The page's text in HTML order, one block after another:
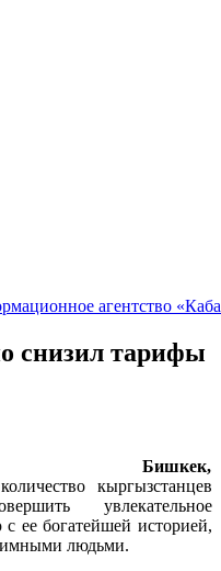
снизил тарифы
Бишкек,
кыргызстанцев
увлекательное
ее богатейшей историей,
людьми.